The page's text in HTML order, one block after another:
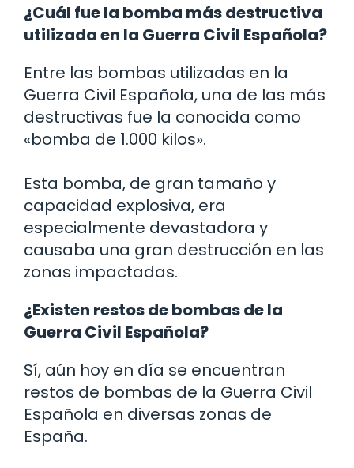
¿Cuál fue la bomba más destructiva
utilizada en la Guerra Civil Española?
Entre las bombas utilizadas en la
Guerra Civil Española, una de las más
destructivas fue la conocida como
«bomba de 1.000 kilos».
Esta bomba, de gran tamaño y
capacidad explosiva, era
especialmente devastadora y
causaba una gran destrucción en las
zonas impactadas.
¿Existen restos de bombas de la
Guerra Civil Española?
Sí, aún hoy en día se encuentran
restos de bombas de la Guerra Civil
Española en diversas zonas de
España.